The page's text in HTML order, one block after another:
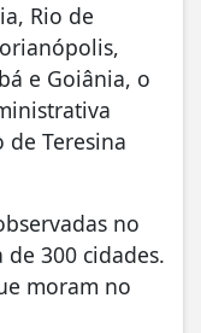
Rio de
e Goiânia, o
Teresina
no
300 cidades.
moram no